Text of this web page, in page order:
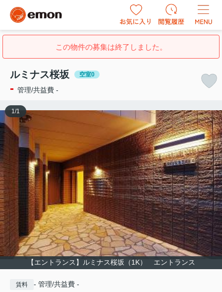
この物件の募集は終了しました。
ルミナス桜坂 空室0
- 管理/共益費 -
【エントランス】ルミナス桜坂（1K） エントランス
1 /1
賃料 - 管理/共益費 -